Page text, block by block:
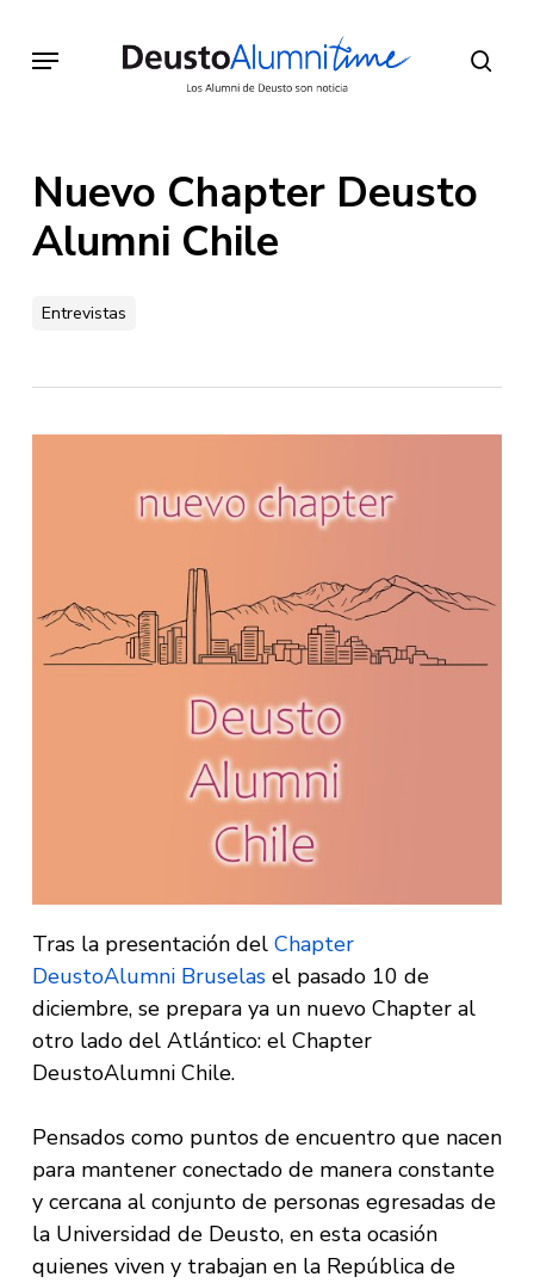
main
Menu
Nuevo Chapter Deusto
Alumni Chile
Entrevistas
Tras la presentación del Chapter
DeustoAlumni Bruselasel pasado 10 de
diciembre, se prepara ya un nuevo Chapter al
otro lado del Atlántico: el Chapter
DeustoAlumni Chile.
Pensados como puntos de encuentro que nacen
para mantener conectado de manera constante
y cercana al conjunto de personas egresadas de
la Universidad de Deusto, en esta ocasión
quienes viven y trabajan en la República de